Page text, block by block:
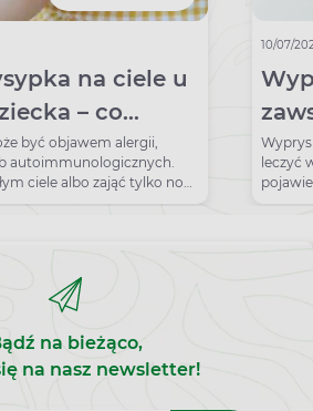
na ciele u
– co
być objawem alergii,
autoimmunologicznych.
ciele albo zająć tylko nogi,
10/07/
leczyć
na bieżąco,
na nasz newsletter!